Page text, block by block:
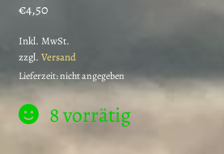
€4,50
Inkl. MwSt.
zzgl. Versand
Lieferzeit: nicht angegeben
8 vorrätig